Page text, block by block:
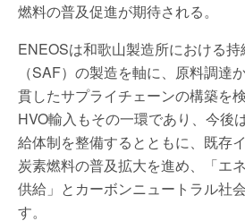
燃料の普及促進が期待される。
ENEOSは和歌山製造所における
（SAF）の製造を軸に、原料調達
貫したサプライチェーンの構築を
HVO輸入もその一環であり、今後
給体制を整備するとともに、既存
炭素燃料の普及拡大を進め、「エ
供給」とカーボンニュートラル社
す。